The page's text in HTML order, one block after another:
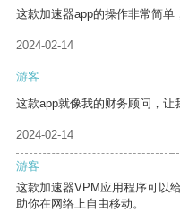
这款加速器app的操作非常简单
2024-02-14
游客
这款app就像我的财务顾问，让
2024-02-14
游客
这款加速器VPM应用程序可以
助你在网络上自由移动。